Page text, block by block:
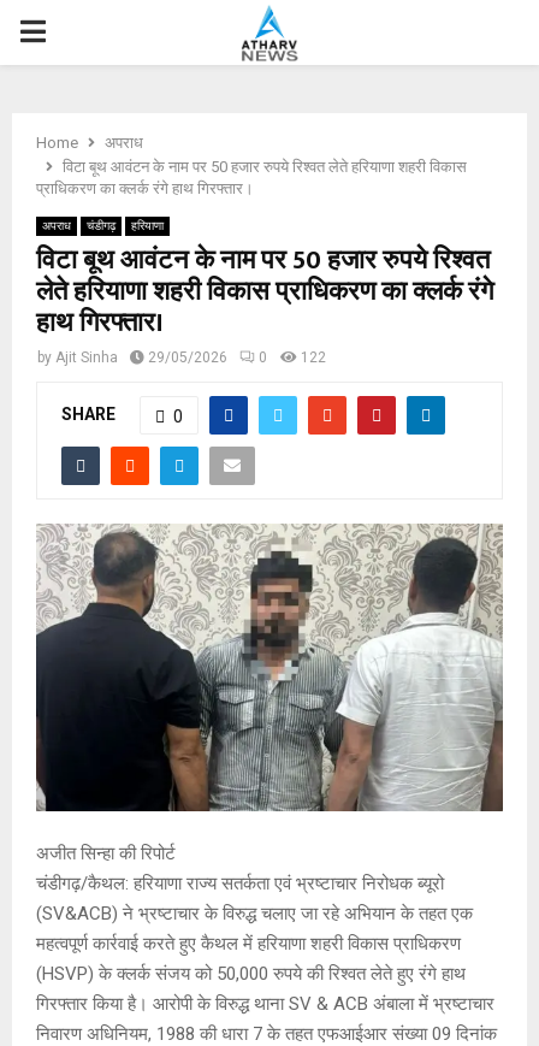
P
M
A
E
N
Home
अपराध
विटा बूथ आवंटन के नाम पर 50 हजार रुपये रिश्वत लेते हरियाणा शहरी विकास
प्राधिकरण का क्लर्क रंगे हाथ गिरफ्तार।
अपराध चंडीगढ़ हरियाणा
विटा बूथ आवंटन के नाम पर 50 हजार रुपये रिश्वत
लेते हरियाणा शहरी विकास प्राधिकरण का क्लर्क रंगे
हाथ गिरफ्तार।
by Ajit Sinha 29/05/2026 0 122
SHARE 0
अजीत सिन्हा की रिपोर्ट
चंडीगढ़/कैथल: हरियाणा राज्य सतर्कता एवं भ्रष्टाचार निरोधक ब्यूरो
(SV&ACB) ने भ्रष्टाचार के विरुद्ध चलाए जा रहे अभियान के तहत एक
महत्वपूर्ण कार्रवाई करते हुए कैथल में हरियाणा शहरी विकास प्राधिकरण
(HSVP) के क्लर्क संजय को 50,000 रुपये की रिश्वत लेते हुए रंगे हाथ
गिरफ्तार किया है। आरोपी के विरुद्ध थाना SV & ACB अंबाला में भ्रष्टाचार
निवारण अधिनियम, 1988 की धारा 7 के तहत एफआईआर संख्या 09 दिनांक